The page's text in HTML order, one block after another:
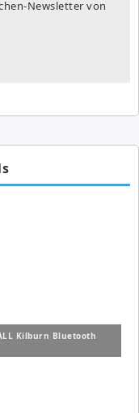
Newsletter von
Kilburn Bluetooth